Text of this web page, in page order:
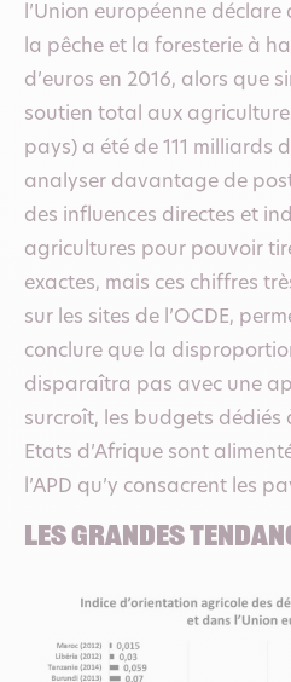
l’Union européenne
la pêche et la foresterie à
d’euros en 2016, alors que
soutien total aux
pays) a été de 111 milliards
analyser davantage de
des influences directes et
agricultures pour pouvoir
exactes, mais ces chiffres
sur les sites de l’OCDE,
conclure que la
disparaîtra pas avec une
surcroît, les budgets dédiés
Etats d’Afrique sont
l’APD qu’y consacrent les
Les grandes